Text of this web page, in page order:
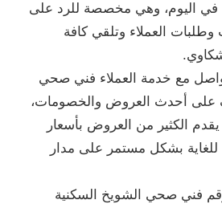
اليوم، وهي مخصصة للرد على
العملاء وتلقي كافة
مع خدمة العملاء فني صحي
على أحدث العروض والخصومات،
يقدم الكثير من العروض بأسعار
للغاية بشكل مستمر على مدار
فني صحي الشويخ السكنية